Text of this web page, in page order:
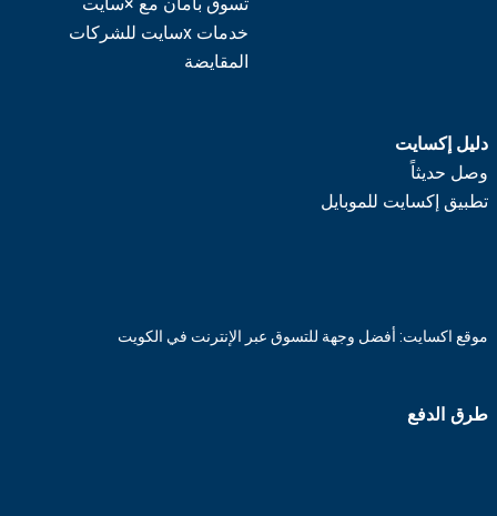
خدمات xسايت للشركات
المقايضة
دليل إكسايت
وصل حديثاً
تطبيق إكسايت للموبايل
موقع اكسايت: أفضل وجهة للتسوق عبر الإنترنت في الكويت
طرق الدفع